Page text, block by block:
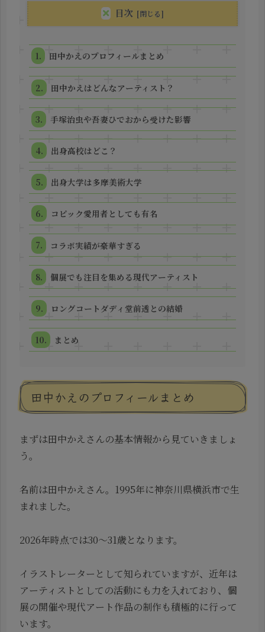
目次
田中かえのプロフィールまとめ
田中かえはどんなアーティスト？
手塚治虫や吾妻ひでおから受けた影響
出身高校はどこ？
出身大学は多摩美術大学
コピック愛用者としても有名
コラボ実績が豪華すぎる
個展でも注目を集める現代アーティスト
ロングコートダディ堂前透との結婚
まとめ
田中かえのプロフィールまとめ
まずは田中かえさんの基本情報から見ていきましょ
う。
名前は田中かえさん。1995年に神奈川県横浜市で生
まれました。
2026年時点では30～31歳となります。
イラストレーターとして知られていますが、近年は
アーティストとしての活動にも力を入れており、個
展の開催や現代アート作品の制作も積極的に行って
います。